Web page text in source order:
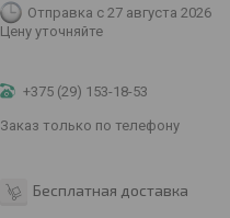
Отправка с 27 августа 2026
Цену уточняйте
+375 (29) 153-18-53
Заказ только по телефону
Бесплатная доставка